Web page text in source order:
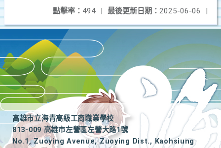
最後更新日期： 2025-06-06 |
點擊率： 494 |
高雄市立海青高級工商職業學校
813-009 高雄市左營區左營大路1號
No.1, Zuoying Avenue, Zuoying Dist., Kaohsiung